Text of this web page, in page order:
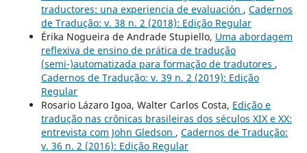
traductores: una experiencia de evaluación , Cadernos
de Tradução: v. 38 n. 2 (2018): Edição Regular
Érika Nogueira de Andrade Stupiello, Uma abordagem
reflexiva de ensino de prática de tradução
(semi-)automatizada para formação de tradutores ,
Cadernos de Tradução: v. 39 n. 2 (2019): Edição
Regular
Rosario Lázaro Igoa, Walter Carlos Costa, Edição e
tradução nas crônicas brasileiras dos séculos XIX e XX:
entrevista com John Gledson , Cadernos de Tradução:
v. 36 n. 2 (2016): Edição Regular